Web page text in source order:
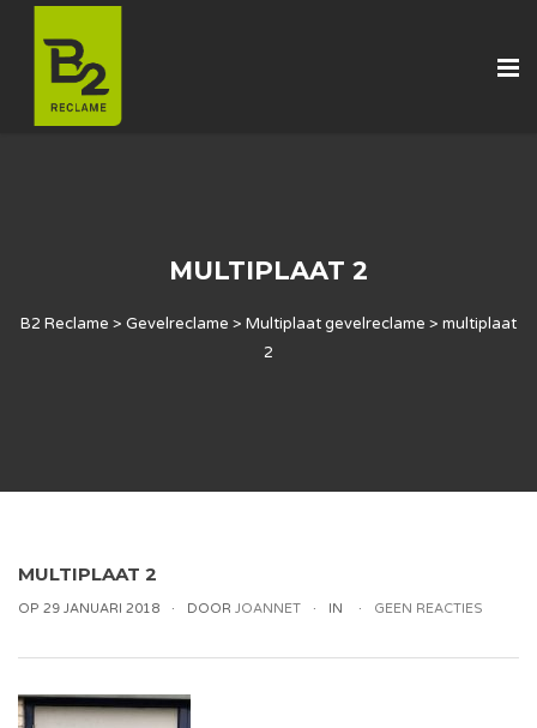
MULTIPLAAT 2
B2 Reclame > Gevelreclame > Multiplaat gevelreclame > multiplaat
2
MULTIPLAAT 2
OP 29 JANUARI 2018 DOOR JOANNET IN GEEN REACTIES